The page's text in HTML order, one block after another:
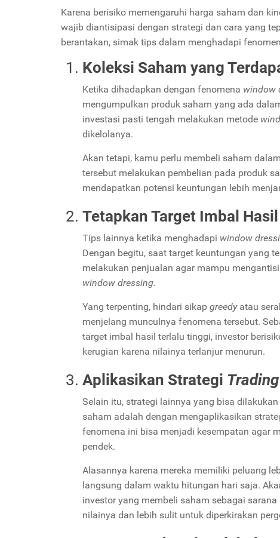
Karena berisiko memengaruhi harga saham dan
wajib diantisipasi dengan strategi dan cara yang
berantakan, simak tips dalam menghadapi
Koleksi Saham yang
Ketika dihadapkan dengan fenomena window
mengumpulkan produk saham yang ada
investasi pasti tengah melakukan metode
dikelolanya.
Akan tetapi, kamu perlu membeli saham
tersebut melakukan pembelian pada produk
mendapatkan potensi keuntungan lebih
Tetapkan Target Imbal Hasil
Tips lainnya ketika menghadapi window
Dengan begitu, saat target keuntungan yang
melakukan penjualan agar mampu
window dressing.
Yang terpenting, hindari sikap greedy atau
menjelang munculnya fenomena tersebut.
target imbal hasil terlalu tinggi, investor
kerugian karena nilainya terlanjur menurun.
Aplikasikan Strategi Trading
Selain itu, strategi lainnya yang bisa
saham adalah dengan mengaplikasikan
fenomena ini bisa menjadi kesempatan agar
pendek.
Alasannya karena mereka memiliki peluang
langsung dalam waktu hitungan hari saja.
investor yang membeli saham sebagai
nilainya dan lebih sulit untuk diperkirakan